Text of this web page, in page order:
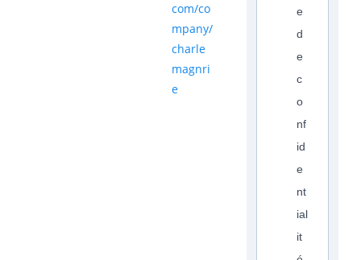
com/co
mpany/
charle
magnri
e
e
d
e
c
o
nf
id
e
nt
ial
it